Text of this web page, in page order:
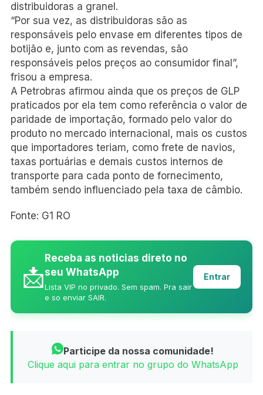
distribuidoras a granel.
“Por sua vez, as distribuidoras são as
responsáveis pelo envase em diferentes tipos de
botijão e, junto com as revendas, são
responsáveis pelos preços ao consumidor final”,
frisou a empresa.
A Petrobras afirmou ainda que os preços de GLP
praticados por ela tem como referência o valor de
paridade de importação, formado pelo valor do
produto no mercado internacional, mais os custos
que importadores teriam, como frete de navios,
taxas portuárias e demais custos internos de
transporte para cada ponto de fornecimento,
também sendo influenciado pela taxa de câmbio.
Fonte: G1 RO
📩
Receba as noticias direto no
seu WhatsApp
Lista VIP no privado. Sem spam. Pra sair
e so enviar SAIR.
Entrar
Participe da nossa comunidade!
Clique aqui para entrar no grupo do WhatsApp